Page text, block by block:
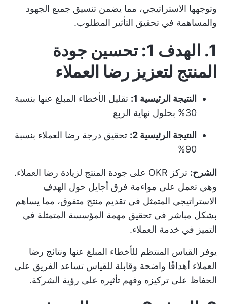
وتوجهها الاستراتيجي، مما يضمن تنسيق جميع الجهود
والمساهمة في تحقيق التأثير المطلوب.
1. الهدف 1: تحسين جودة
المنتج لتعزيز رضا العملاء
النتيجة الرئيسية 1:
تقليل الأخطاء المبلغ عنها بنسبة
30% بحلول نهاية الربع
النتيجة الرئيسية 2:
تحقيق درجة رضا العملاء بنسبة
90%
الشرح:
تركز OKR على جودة المنتج لزيادة رضا العملاء.
وهي تعمل على مواءمة فرق أجايل حول الهدف
الاستراتيجي المتمثل في تقديم منتج متفوق، مما يساهم
بشكل مباشر في تحقيق مهمة المؤسسة المتمثلة في
التميز في خدمة العملاء.
يوفر القياس المنتظم للأخطاء المبلغ عنها ونتائج رضا
العملاء أهدافًا واضحة وقابلة للقياس تساعد الفريق على
الحفاظ على تركيزه وفهم تأثيره على رؤية الشركة.